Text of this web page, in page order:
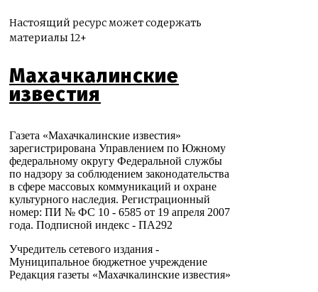
Настоящий ресурс может содержать
материалы 12+
Махачкалинские
известия
Газета «Махачкалинские известия»
зарегистрирована Управлением по Южному
федеральному округу Федеральной службы
по надзору за соблюдением законодательства
в сфере массовых коммуникаций и охране
культурного наследия. Регистрационный
номер: ПИ № ФС 10 - 6585 от 19 апреля 2007
года. Подписной индекс - ПА292
Учредитель сетевого издания -
Муниципальное бюджетное учреждение
Редакция газеты «Махачкалинские известия»